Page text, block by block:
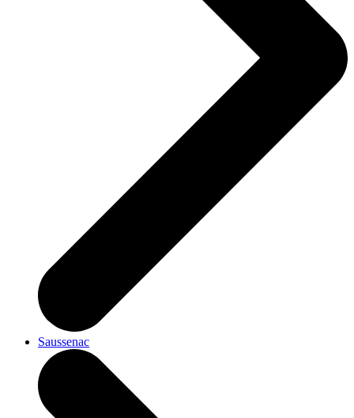
Saussenac